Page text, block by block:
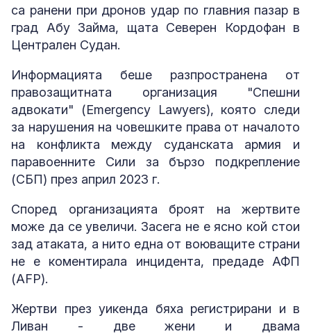
са ранени при дронов удар по главния пазар в
град Абу Займа, щата Северен Кордофан в
Централен Судан.
Информацията беше разпространена от
правозащитната организация "Спешни
адвокати" (Emergency Lawyers), която следи
за нарушения на човешките права от началото
на конфликта между суданската армия и
паравоенните Сили за бързо подкрепление
(СБП) през април 2023 г.
Според организацията броят на жертвите
може да се увеличи. Засега не е ясно кой стои
зад атаката, а нито една от воюващите страни
не е коментирала инцидента, предаде АФП
(AFP).
Жертви през уикенда бяха регистрирани и в
Ливан - две жени и двама